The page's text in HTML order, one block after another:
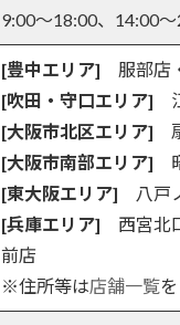
9:00～18:00、14:00
[豊中エリア] 服部店
[吹田・守口エリア]
[大阪市北区エリア]
[大阪市南部エリア]
[東大阪エリア] 八戸
[兵庫エリア] 西宮北
前店
※住所等は店舗一覧